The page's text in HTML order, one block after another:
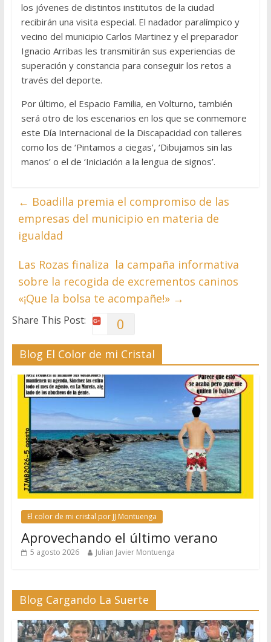
los jóvenes de distintos institutos de la ciudad
recibirán una visita especial. El nadador paralímpico y
vecino del municipio Carlos Martinez y el preparador
Ignacio Arribas les transmitirán sus experiencias de
superación y constancia para conseguir los retos a
través del deporte.
Por último, el Espacio Familia, en Volturno, también
será otro de los escenarios en los que se conmemore
este Día Internacional de la Discapacidad con talleres
como los de ‘Pintamos a ciegas’, ‘Dibujamos sin las
manos’ o el de ‘Iniciación a la lengua de signos’.
← Boadilla premia el compromiso de las
empresas del municipio en materia de
igualdad
Las Rozas finaliza la campaña informativa
sobre la recogida de excrementos caninos
«¡Que la bolsa te acompañe!» →
Share This Post: 0
Blog El Color de mi Cristal
El color de mi cristal por JJ Montuenga
Aprovechando el último verano
5 agosto 2026 Julian Javier Montuenga
Blog Cargando La Suerte